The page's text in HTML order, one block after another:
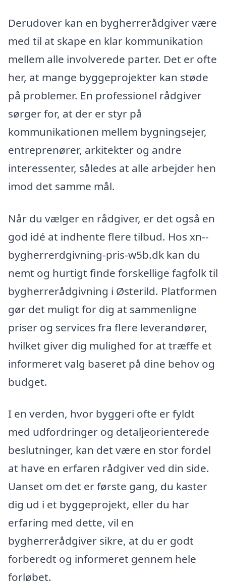
Derudover kan en bygherrerådgiver være
med til at skape en klar kommunikation
mellem alle involverede parter. Det er ofte
her, at mange byggeprojekter kan støde
på problemer. En professionel rådgiver
sørger for, at der er styr på
kommunikationen mellem bygningsejer,
entreprenører, arkitekter og andre
interessenter, således at alle arbejder hen
imod det samme mål.
Når du vælger en rådgiver, er det også en
god idé at indhente flere tilbud. Hos xn--
bygherrerdgivning-pris-w5b.dk kan du
nemt og hurtigt finde forskellige fagfolk til
bygherrerådgivning i Østerild. Platformen
gør det muligt for dig at sammenligne
priser og services fra flere leverandører,
hvilket giver dig mulighed for at træffe et
informeret valg baseret på dine behov og
budget.
I en verden, hvor byggeri ofte er fyldt
med udfordringer og detaljeorienterede
beslutninger, kan det være en stor fordel
at have en erfaren rådgiver ved din side.
Uanset om det er første gang, du kaster
dig ud i et byggeprojekt, eller du har
erfaring med dette, vil en
bygherrerådgiver sikre, at du er godt
forberedt og informeret gennem hele
forløbet.